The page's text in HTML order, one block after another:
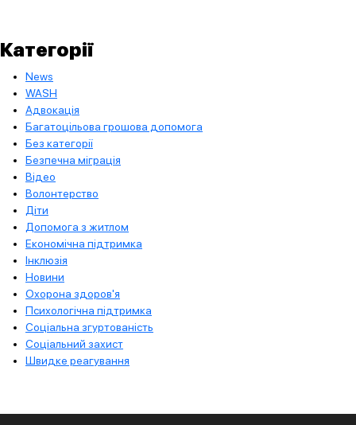
Категорії
News
WASH
Адвокація
Багатоцільова грошова допомога
Без категорії
Безпечна міграція
Відео
Волонтерство
Діти
Допомога з житлом
Економічна підтримка
Інклюзія
Новини
Охорона здоров'я
Психологічна підтримка
Соціальна згуртованість
Соціальний захист
Швидке реагування